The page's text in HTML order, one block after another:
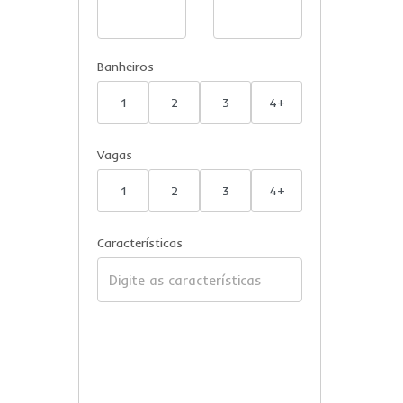
Banheiros
1 2 3 4+
Vagas
1 2 3 4+
Características